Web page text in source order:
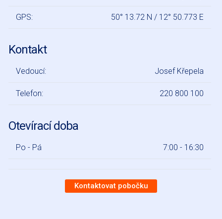
GPS: 50° 13.72 N / 12° 50.773 E
Kontakt
Vedoucí: Josef Křepela
Telefon: 220 800 100
Otevírací doba
Po - Pá 7:00 - 16:30
Kontaktovat pobočku